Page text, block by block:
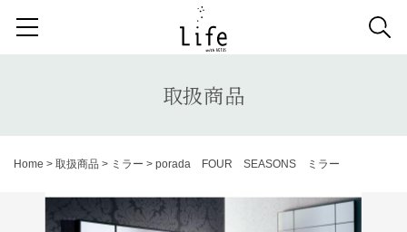
検索する記事の種類：
納品事例 News
キーワードから記事を探す
取扱商品
Home > 取扱商品 > ミラー > porada FOUR SEASONS ミラー